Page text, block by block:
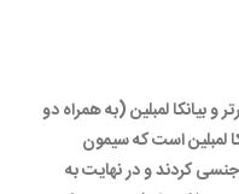
و بیانکا لمبلین (به همراه دو
لمبلین است که سیمون
جنسی کردند و در نهایت به